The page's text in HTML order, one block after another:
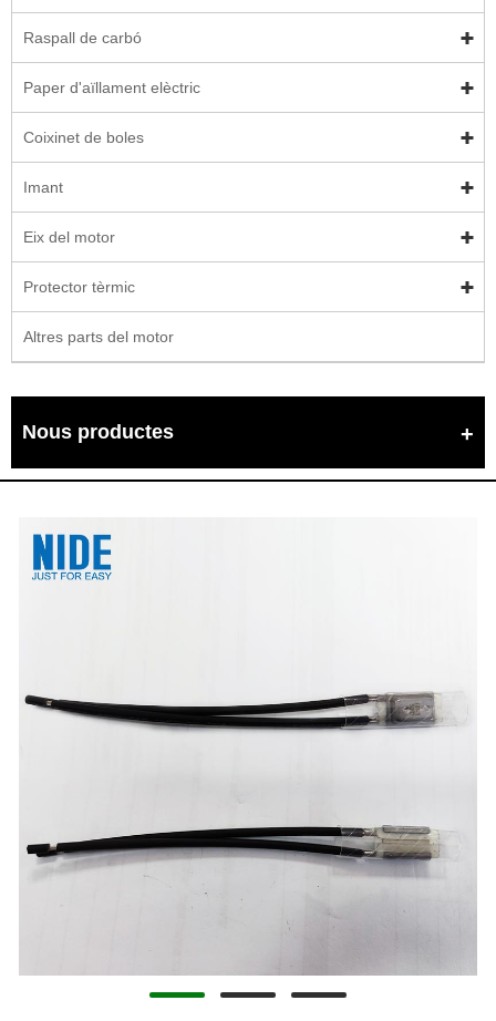
Raspall de carbó
Paper d'aïllament elèctric
Coixinet de boles
Imant
Eix del motor
Protector tèrmic
Altres parts del motor
Nous productes